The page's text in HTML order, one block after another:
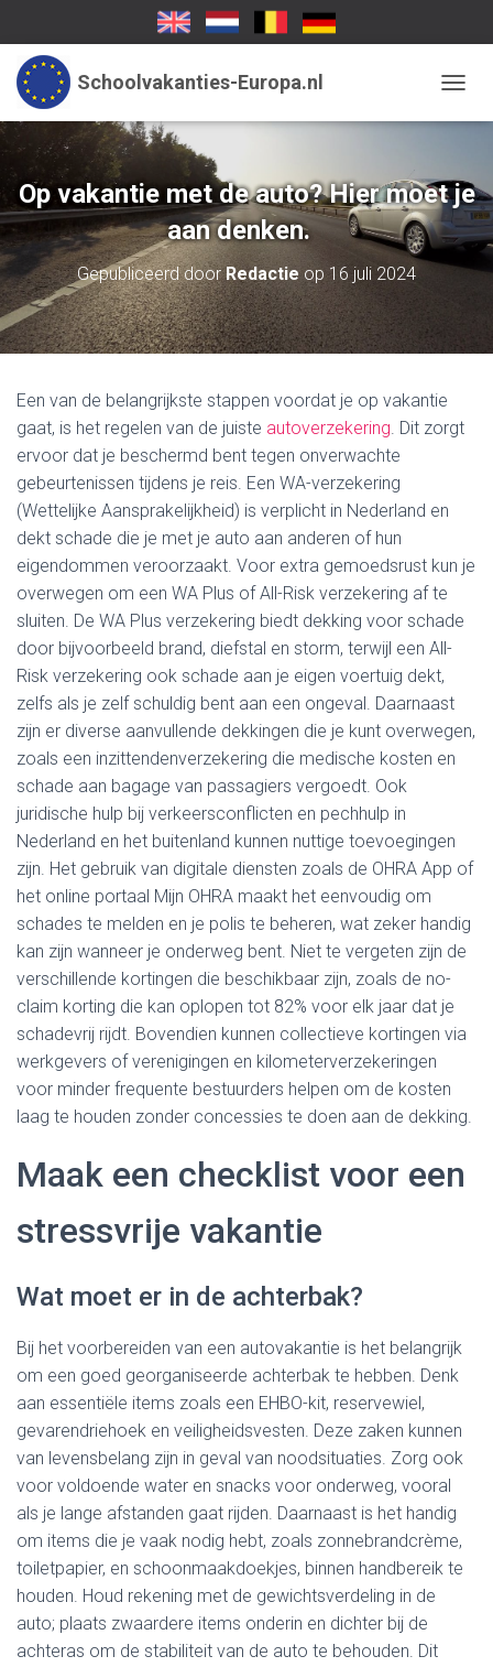
Schoolvakanties-Europa.nl
Op vakantie met de auto? Hier moet je
aan denken.
Gepubliceerd doorRedactie op 16 juli 2024
Een van de belangrijkste stappen voordat je op vakantie
gaat, is het regelen van de juiste autoverzekering. Dit zorgt
ervoor dat je beschermd bent tegen onverwachte
gebeurtenissen tijdens je reis. Een WA-verzekering
(Wettelijke Aansprakelijkheid) is verplicht in Nederland en
dekt schade die je met je auto aan anderen of hun
eigendommen veroorzaakt. Voor extra gemoedsrust kun je
overwegen om een WA Plus of All-Risk verzekering af te
sluiten. De WA Plus verzekering biedt dekking voor schade
door bijvoorbeeld brand, diefstal en storm, terwijl een All-
Risk verzekering ook schade aan je eigen voertuig dekt,
zelfs als je zelf schuldig bent aan een ongeval. Daarnaast
zijn er diverse aanvullende dekkingen die je kunt overwegen,
zoals een inzittendenverzekering die medische kosten en
schade aan bagage van passagiers vergoedt. Ook
juridische hulp bij verkeersconflicten en pechhulp in
Nederland en het buitenland kunnen nuttige toevoegingen
zijn. Het gebruik van digitale diensten zoals de OHRA App of
het online portaal Mijn OHRA maakt het eenvoudig om
schades te melden en je polis te beheren, wat zeker handig
kan zijn wanneer je onderweg bent. Niet te vergeten zijn de
verschillende kortingen die beschikbaar zijn, zoals de no-
claim korting die kan oplopen tot 82% voor elk jaar dat je
schadevrij rijdt. Bovendien kunnen collectieve kortingen via
werkgevers of verenigingen en kilometerverzekeringen
voor minder frequente bestuurders helpen om de kosten
laag te houden zonder concessies te doen aan de dekking.
Maak een checklist voor een
stressvrije vakantie
Wat moet er in de achterbak?
Bij het voorbereiden van een autovakantie is het belangrijk
om een goed georganiseerde achterbak te hebben. Denk
aan essentiële items zoals een EHBO-kit, reservewiel,
gevarendriehoek en veiligheidsvesten. Deze zaken kunnen
van levensbelang zijn in geval van noodsituaties. Zorg ook
voor voldoende water en snacks voor onderweg, vooral
als je lange afstanden gaat rijden. Daarnaast is het handig
om items die je vaak nodig hebt, zoals zonnebrandcrème,
toiletpapier, en schoonmaakdoekjes, binnen handbereik te
houden. Houd rekening met de gewichtsverdeling in de
auto; plaats zwaardere items onderin en dichter bij de
achteras om de stabiliteit van de auto te behouden. Dit